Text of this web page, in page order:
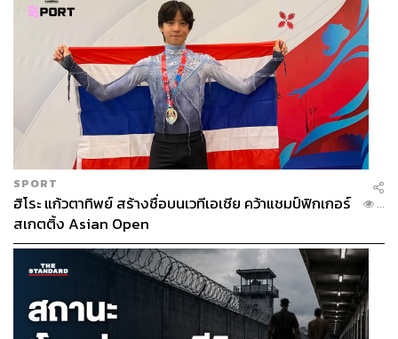
SPORT
ฮิโระ แก้วตาทิพย์ สร้างชื่อบนเวทีเอเชีย คว้าแชมป์ฟิกเกอร์
สเกตติ้ง Asian Open
...